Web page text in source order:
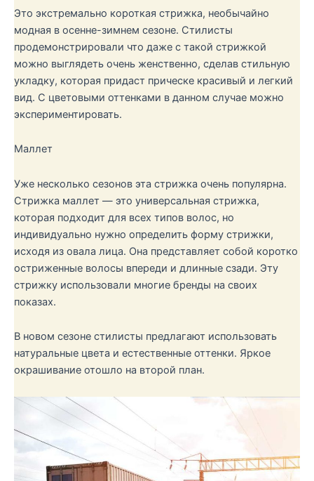
Это экстремально короткая стрижка, необычайно
модная в осенне-зимнем сезоне. Стилисты
продемонстрировали что даже с такой стрижкой
можно выглядеть очень женственно, сделав стильную
укладку, которая придаст прическе красивый и легкий
вид. С цветовыми оттенками в данном случае можно
экспериментировать.
Маллет
Уже несколько сезонов эта стрижка очень популярна.
Стрижка маллет — это универсальная стрижка,
которая подходит для всех типов волос, но
индивидуально нужно определить форму стрижки,
исходя из овала лица. Она представляет собой коротко
остриженные волосы впереди и длинные сзади. Эту
стрижку использовали многие бренды на своих
показах.
В новом сезоне стилисты предлагают использовать
натуральные цвета и естественные оттенки. Яркое
окрашивание отошло на второй план.